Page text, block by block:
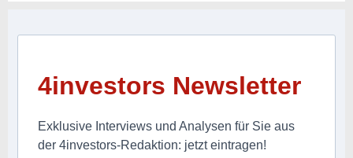
4investors Newsletter
Exklusive Interviews und Analysen für Sie aus
der 4investors-Redaktion: jetzt eintragen!